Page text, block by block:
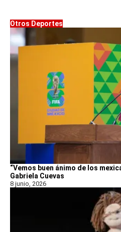
Otros Deportes
“Vemos buen ánimo de los
Gabriela Cuevas
8 junio, 2026